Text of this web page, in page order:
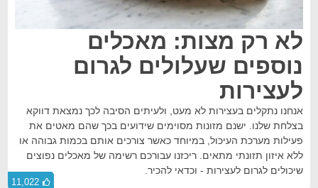
לא רק מצות: מאכלים
נוספים שעלולים לגרום
לעצירות
אנחנו נתקלים בעצירות לא מעט, ולעיתים הסיבה לכך נמצאת דווקא
בצלחת שלנו. ישנם מזונות מסוימים שידועים בכך שהם מאטים את
פעילות מערכת העיכול, במיוחד כאשר צורכים אותם בכמות גבוהה או
ללא איזון תזונתי מתאים. ריכזנו עבורכם רשימה של מאכלים נפוצים
שיכולים לגרום לעצירות - וכדאי להכיר.
11,022